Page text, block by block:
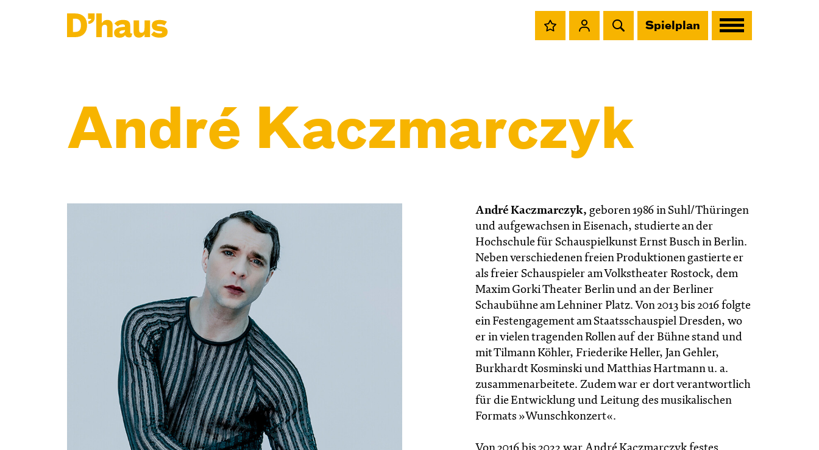
Spielplan
André Kacz­marc­zyk
André Kaczmarczyk, geboren 1986 in Suhl/Thüringen
und aufgewachsen in Eisenach, studierte an der
Hochschule für Schauspielkunst Ernst Busch in Berlin.
Neben verschiedenen freien Produktionen gastierte er
als freier Schauspieler am Volkstheater Rostock, dem
Maxim Gorki Theater Berlin und an der Berliner
Schaubühne am Lehniner Platz. Von 2013 bis 2016 folgte
ein Festengagement am Staatsschauspiel Dresden, wo
er in vielen tragenden Rollen auf der Bühne stand und
mit Tilmann Köhler, Friederike Heller, Jan Gehler,
Burkhardt Kosminski und Matthias Hartmann u. a.
zusammenarbeitete. Zudem war er dort verantwortlich
für die Entwicklung und Leitung des musikalischen
Formats »Wunschkonzert«.